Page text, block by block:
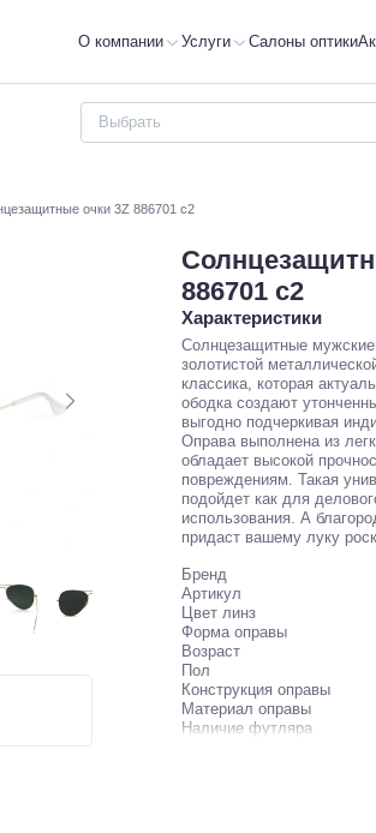
О компании Услуги Салоны оптики
очки 3Z 886701 c2
886701 c2
Характеристики
Солнцезащитные
золотистой
классика, которая
ободка создают
выгодно подчеркивая
Оправа выполнена из
обладает высокой
повреждениям. Такая
подойдет как для
использования. А
придаст вашему луку
Бренд
Артикул
Цвет линз
Форма оправы
Возраст
Пол
Конструкция оправы
Материал оправы
Наличие футляра